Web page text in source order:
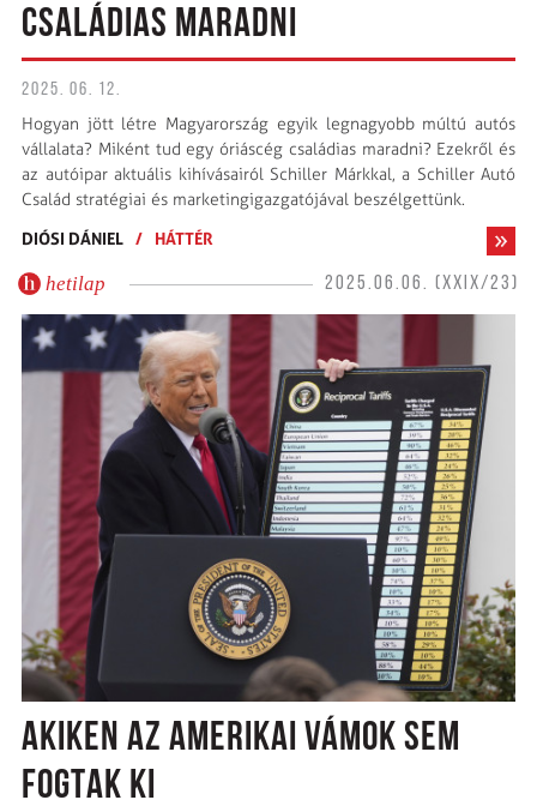
CSALÁDIAS MARADNI
2025. 06. 12.
Hogyan jött létre Magyarország egyik legnagyobb múltú autós
vállalata? Miként tud egy óriáscég családias maradni? Ezekről és
az autóipar aktuális kihívásairól Schiller Márkkal, a Schiller Autó
Család stratégiai és marketingigazgatójával beszélgettünk.
DIÓSI DÁNIEL / HÁTTÉR
hetilap 2025.06.06. (XXIX/23)
AKIKEN AZ AMERIKAI VÁMOK SEM
FOGTAK KI